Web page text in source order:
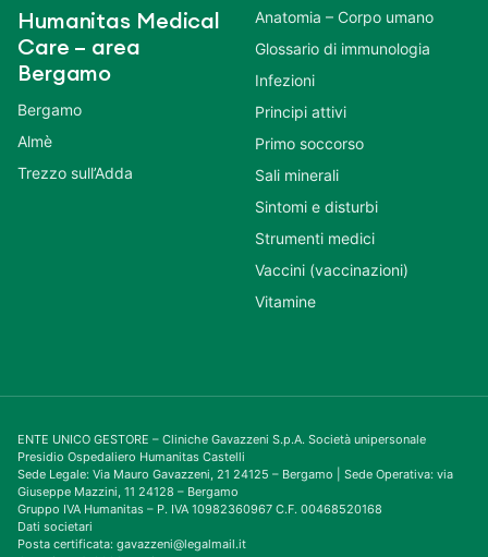
Humanitas Medical
Care – area
Bergamo
Bergamo
Almè
Trezzo sull’Adda
Anatomia – Corpo umano
Glossario di immunologia
Infezioni
Principi attivi
Primo soccorso
Sali minerali
Sintomi e disturbi
Strumenti medici
Vaccini (vaccinazioni)
Vitamine
ENTE UNICO GESTORE – Cliniche Gavazzeni S.p.A. Società unipersonale
Presidio Ospedaliero Humanitas Castelli
Sede Legale: Via Mauro Gavazzeni, 21 24125 – Bergamo | Sede Operativa: via
Giuseppe Mazzini, 11 24128 – Bergamo
Gruppo IVA Humanitas – P. IVA 10982360967 C.F. 00468520168
Dati societari
Posta certificata: gavazzeni@legalmail.it